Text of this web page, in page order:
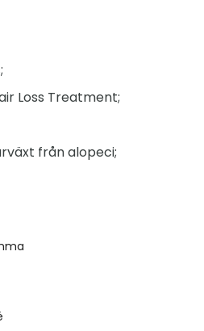
Loss Treatment;
från alopeci;